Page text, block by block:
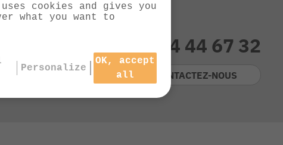
technique
client
et de 14h à 17h
03 84 44 67 32
CONTACTEZ-NOUS
cookies and gives you
what you want to
Personalize
OK, accept
all